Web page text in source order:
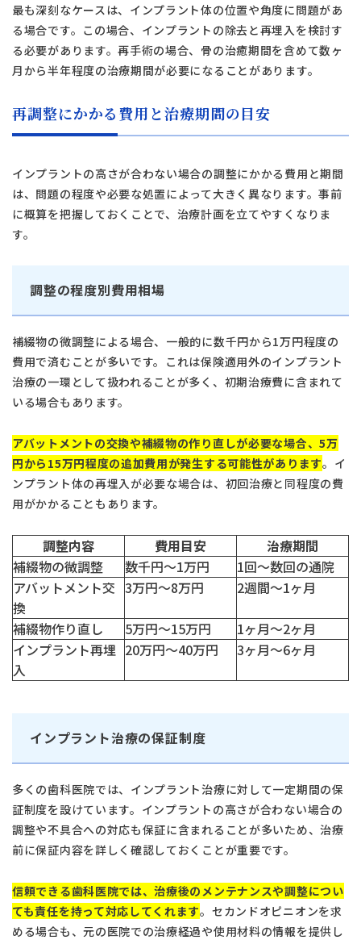
タップで電話できます
月火水金土 10:00〜13:30 /
14:30〜18:00
日本歯科豊平
011-833-5500
月火水木金土 10:00〜13:30 /
14:30〜18:00
14:30〜18:00
日本歯科名古屋
052-433-2050
月火水金土 10:00〜13:30 /
14:30〜18:00
静岡歯科
054-252-8148
月火水金 10:00〜13:30 /
14:30〜18:00
日本歯科札幌
日本歯科豊平
日本歯科名古屋
静岡歯科
Close
最も深刻なケースは、インプラント体の位置や角度に問題があ
る場合です。この場合、インプラントの除去と再埋入を検討す
る必要があります。再手術の場合、骨の治癒期間を含めて数ヶ
月から半年程度の治療期間が必要になることがあります。
再調整にかかる費用と治療期間の目安
インプラントの高さが合わない場合の調整にかかる費用と期間
は、問題の程度や必要な処置によって大きく異なります。事前
に概算を把握しておくことで、治療計画を立てやすくなりま
す。
調整の程度別費用相場
補綴物の微調整による場合、一般的に数千円から1万円程度の
費用で済むことが多いです。これは保険適用外のインプラント
治療の一環として扱われることが多く、初期治療費に含まれて
いる場合もあります。
アバットメントの交換や補綴物の作り直しが必要な場合、5万
円から15万円程度の追加費用が発生する可能性があります。イ
ンプラント体の再埋入が必要な場合は、初回治療と同程度の費
用がかかることもあります。
調整内容 費用目安
治療期間
補綴物の微調整
数千円～1万円
1回～数回の通院
アバットメント交
換
3万円～8万円 2週間～1ヶ月
補綴物作り直し 5万円～15万円
1ヶ月～2ヶ月
インプラント再埋
入
20万円～40万円 3ヶ月～6ヶ月
インプラント治療の保証制度
多くの歯科医院では、インプラント治療に対して一定期間の保
証制度を設けています。インプラントの高さが合わない場合の
調整や不具合への対応も保証に含まれることが多いため、治療
前に保証内容を詳しく確認しておくことが重要です。
信頼できる歯科医院では、治療後のメンテナンスや調整につい
ても責任を持って対応してくれます。セカンドオピニオンを求
める場合も、元の医院での治療経過や使用材料の情報を提供し